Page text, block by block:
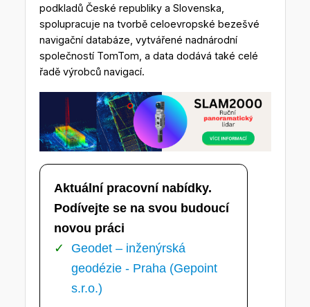
podkladů České republiky a Slovenska,
spolupracuje na tvorbě celoevropské bezešvé
navigační databáze, vytvářené nadnárodní
společností TomTom, a data dodává také celé
řadě výrobců navigací.
Aktuální pracovní nabídky.
Podívejte se na svou budoucí
novou práci
Geodet – inženýrská
geodézie - Praha (Gepoint
s.r.o.)